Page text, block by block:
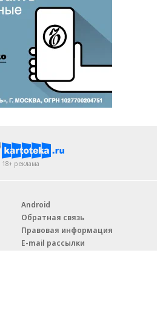
18+ реклама
Android
Обратная связь
Правовая информация
E-mail рассылки